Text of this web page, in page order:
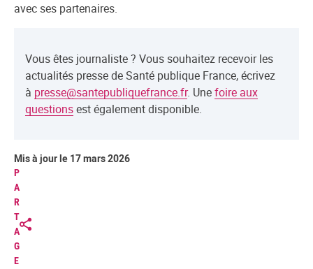
avec ses partenaires.
Vous êtes journaliste ? Vous souhaitez recevoir les
actualités presse de Santé publique France, écrivez
à presse@santepubliquefrance.fr. Unefoire aux
questionsest également disponible.
P
A
R
T
A
G
E
Mis à jour le 17 mars 2026